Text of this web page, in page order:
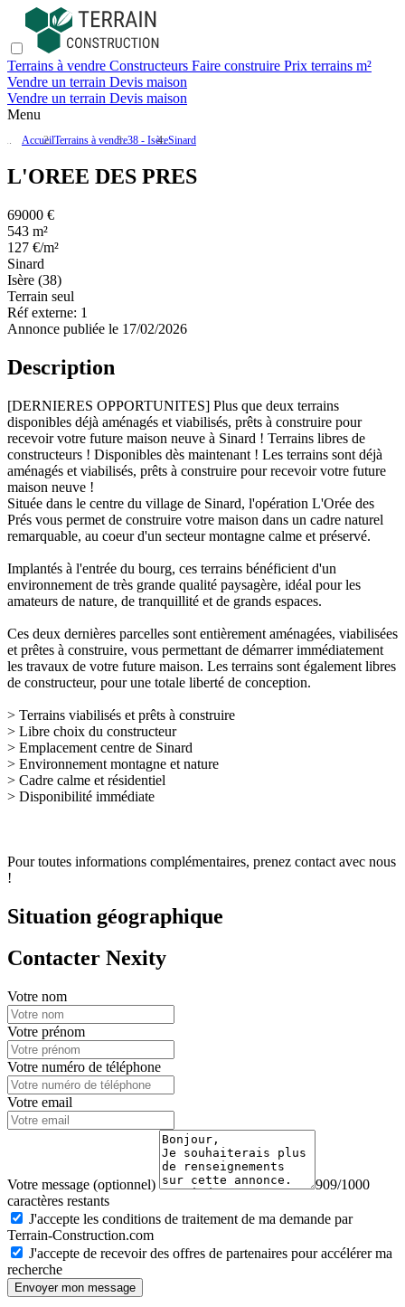
Terrains à vendre Constructeurs Faire construire Prix terrains m²
Vendre un terrain Devis maison
Vendre un terrain Devis maison
Menu
AccueilTerrains à vendre38 - IsèreSinard
L'OREE DES PRES
69000 €
543 m²
127 €/m²
Sinard
Isère (38)
Terrain seul
Réf externe: 1
Annonce publiée le 17/02/2026
Description
[DERNIERES OPPORTUNITES] Plus que deux terrains
disponibles déjà aménagés et viabilisés, prêts à construire pour
recevoir votre future maison neuve à Sinard ! Terrains libres de
constructeurs ! Disponibles dès maintenant ! Les terrains sont déjà
aménagés et viabilisés, prêts à construire pour recevoir votre future
maison neuve !
Située dans le centre du village de Sinard, l'opération L'Orée des
Prés vous permet de construire votre maison dans un cadre naturel
remarquable, au coeur d'un secteur montagne calme et préservé.
Implantés à l'entrée du bourg, ces terrains bénéficient d'un
environnement de très grande qualité paysagère, idéal pour les
amateurs de nature, de tranquillité et de grands espaces.
Ces deux dernières parcelles sont entièrement aménagées, viabilisées
et prêtes à construire, vous permettant de démarrer immédiatement
les travaux de votre future maison. Les terrains sont également libres
de constructeur, pour une totale liberté de conception.
> Terrains viabilisés et prêts à construire
> Libre choix du constructeur
> Emplacement centre de Sinard
> Environnement montagne et nature
> Cadre calme et résidentiel
> Disponibilité immédiate
Pour toutes informations complémentaires, prenez contact avec nous
!
Situation géographique
Contacter Nexity
Votre nom
Votre prénom
Votre numéro de téléphone
Votre email
Votre message (optionnel)
909/1000
caractères restants
J'accepte les conditions de traitement de ma demande par
Terrain-Construction.com
J'accepte de recevoir des offres de partenaires pour accélérer ma
recherche
Envoyer mon message